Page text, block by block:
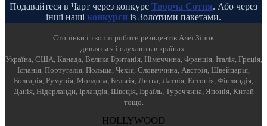
Подавайтеся в Чарт через конкурс Творча Сотня. Або через
інші наші конкурси із Золотими пакетами.
Cторінки і творчі роботи резидентів Алеї Зірок
дивляться і слухають в країнах:
Україна, США, Канада, Велика Британія, Німеччина, Франція, Італія, Греція,
Іспанія, Португалія, Польща, Чехія, Словаччина, Австрія, Швейцарія,
Болгарія, Румунія, Молдова, Бельгія, Литва, Латвія, Естонія, Фінляндія,
Данія, Нідерланди, Ірландія, Швеція, Ізраїль, Туреччина, Японія, Китай
тощо.
HOLLYWOOD